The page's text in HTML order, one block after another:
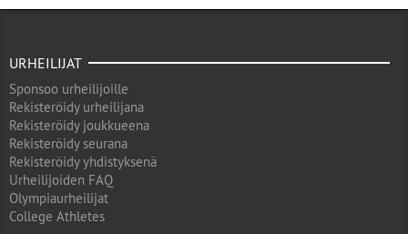
URHEILIJAT
Sponsoo urheilijoille
Rekisteröidy urheilijana
Rekisteröidy joukkueena
Rekisteröidy seurana
Rekisteröidy yhdistyksenä
Urheilijoiden FAQ
Olympiaurheilijat
College Athletes